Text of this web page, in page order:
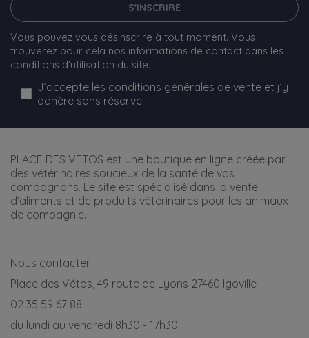
S'INSCRIRE
Vous pouvez vous désinscrire à tout moment. Vous
trouverez pour cela nos informations de contact dans les
conditions d'utilisation du site.
J’accepte les conditions générales de vente et j’y
adhère sans réserve
PLACE DES VETOS est une boutique en ligne créée par
des vétérinaires soucieux de la santé de vos
compagnons. Le site est spécialisé dans la vente
d’aliments et de produits vétérinaires pour les animaux
de compagnie.
Nous contacter
Place des Vétos, 49 route de Lyons 27460 Igoville
02 35 59 67 88
du lundi au vendredi 8h30 - 17h30